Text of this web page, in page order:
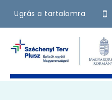
content
Ugrás a tartalomra